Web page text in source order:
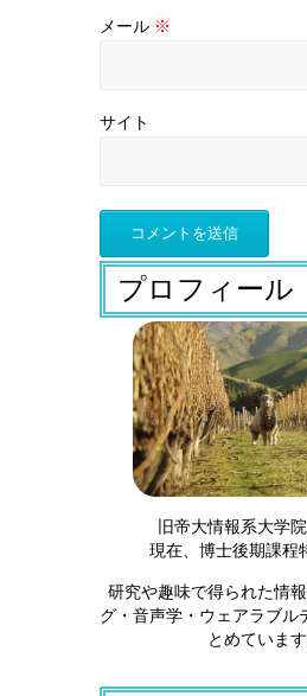
メール ※
サイト
プロフィール
旧帝大情報系大学
現在、博士後期課程
研究や趣味で得られた情
グ・音声学・ウェアラブル
とめています